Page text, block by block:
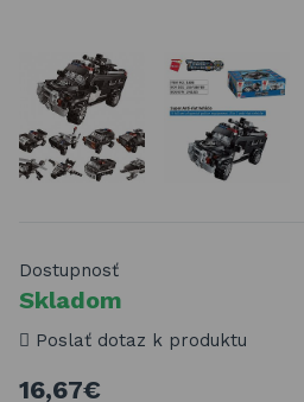
Dostupnosť
Skladom
Poslať dotaz k produktu
16,67€